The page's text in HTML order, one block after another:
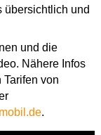
übersichtlich und
und die
Nähere Infos
von
.